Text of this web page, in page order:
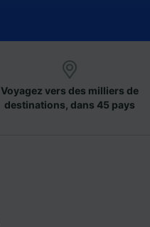
Voyagez vers des milliers de
destinations, dans 45 pays